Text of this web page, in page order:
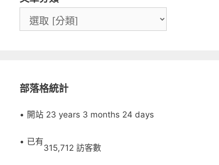
部落格統計
• 開站 23 years 3 months 24 days
• 已有
315,712 訪客數